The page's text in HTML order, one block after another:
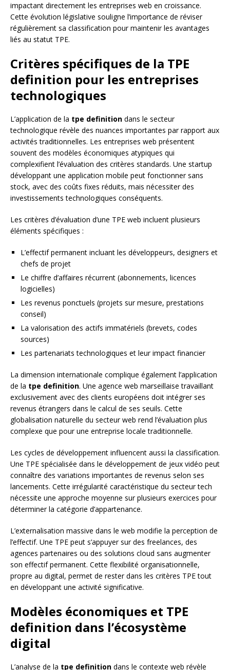
impactant directement les entreprises web en croissance.
Cette évolution législative souligne l’importance de réviser
régulièrement sa classification pour maintenir les avantages
liés au statut TPE.
Critères spécifiques de la TPE
definition pour les entreprises
technologiques
L’application de la tpe definition dans le secteur
technologique révèle des nuances importantes par rapport aux
activités traditionnelles. Les entreprises web présentent
souvent des modèles économiques atypiques qui
complexifient l’évaluation des critères standards. Une startup
développant une application mobile peut fonctionner sans
stock, avec des coûts fixes réduits, mais nécessiter des
investissements technologiques conséquents.
Les critères d’évaluation d’une TPE web incluent plusieurs
éléments spécifiques :
L’effectif permanent incluant les développeurs, designers et
chefs de projet
Le chiffre d’affaires récurrent (abonnements, licences
logicielles)
Les revenus ponctuels (projets sur mesure, prestations
conseil)
La valorisation des actifs immatériels (brevets, codes
sources)
Les partenariats technologiques et leur impact financier
La dimension internationale complique également l’application
de la tpe definition. Une agence web marseillaise travaillant
exclusivement avec des clients européens doit intégrer ses
revenus étrangers dans le calcul de ses seuils. Cette
globalisation naturelle du secteur web rend l’évaluation plus
complexe que pour une entreprise locale traditionnelle.
Les cycles de développement influencent aussi la classification.
Une TPE spécialisée dans le développement de jeux vidéo peut
connaître des variations importantes de revenus selon ses
lancements. Cette irrégularité caractéristique du secteur tech
nécessite une approche moyenne sur plusieurs exercices pour
déterminer la catégorie d’appartenance.
L’externalisation massive dans le web modifie la perception de
l’effectif. Une TPE peut s’appuyer sur des freelances, des
agences partenaires ou des solutions cloud sans augmenter
son effectif permanent. Cette flexibilité organisationnelle,
propre au digital, permet de rester dans les critères TPE tout
en développant une activité significative.
Modèles économiques et TPE
definition dans l’écosystème
digital
L’analyse de la tpe definition dans le contexte web révèle